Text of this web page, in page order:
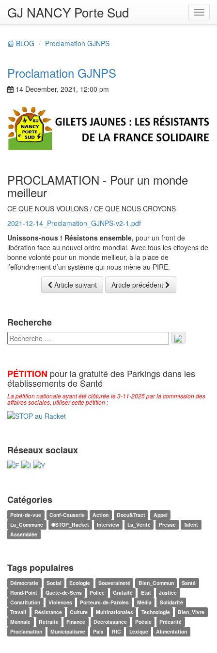
GJ NANCY Porte Sud
📰 BLOG Proclamation GJNPS
Proclamation GJNPS
14 December, 2021, 12:00 pm
PROCLAMATION - Pour un monde
meilleur
CE QUE NOUS VOULONS / CE QUE NOUS CROYONS
2021-12-14_Proclamation_GJNPS-v2-1.pdf
Unissons-nous ! Résistons ensemble, pour un front de
libération face au nouvel ordre mondial. Avec tous les citoyens de
bonne volonté pour un monde meilleur, à la place de
l’effondrement d’un système qui nous mène au PIRE.
Article suivant
Article précédent
Recherche
PÉTITION pour la gratuité des Parkings dans les
établissements de Santé
La pétition nationale ayant été clôturée le 3-11-2025 par la commission des
affaires sociales, utiliser cette pétition :
Réseaux sociaux
Catégories
Point-de-vue Conf-Causerie Action Docu&Tract
Appel
La_Commune
⛔STOP_Racket Interview La_Vérité Presse
Talent
Assemblée
Tags populaires
Démocratie Social Ecologie Souveraineté Bien_Commun
Santé
Rond-Point
Quête-de-Sens Police Gratuité Etat
Justice
Constitution
Violences Porteurs-de-Paroles Média
Solidarité
Travail
Résistance Culture Multinationales Technologie
Bien_Vivre
Monnaie
Retraite Finance Décroissance Poésie
Précarité
Proclamation
Municipalisme Paix RIC Lexique Alimentation